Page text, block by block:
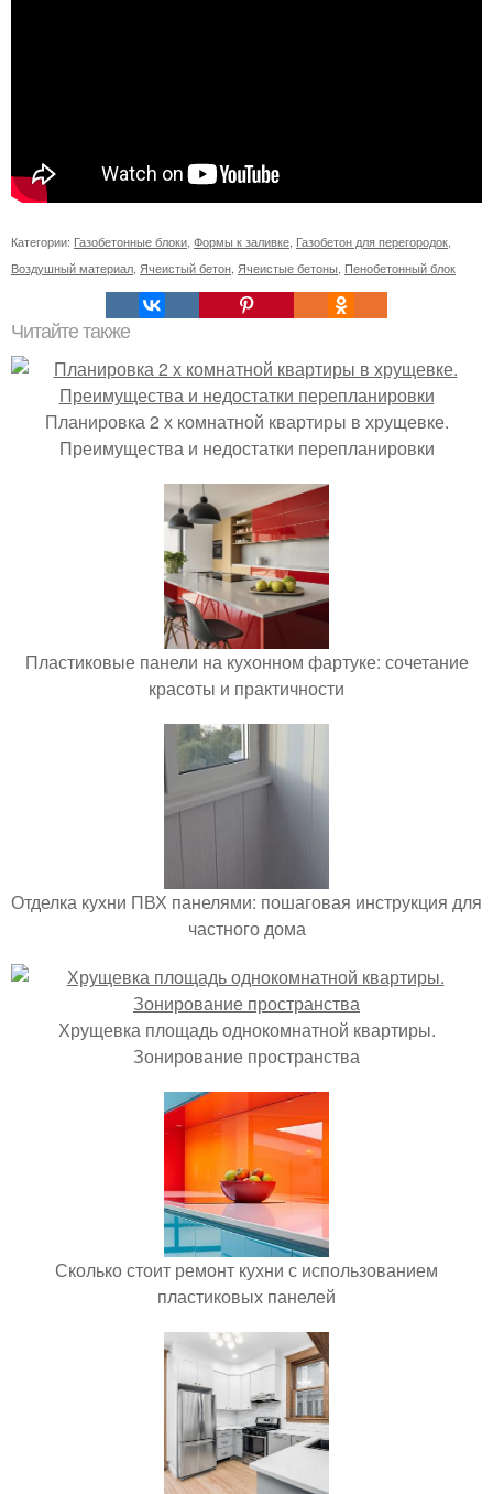
Категории: Газобетонные блоки Формы к заливке Газобетон для перегородок
Воздушный материал Ячеистый бетон Ячеистые бетоны Пенобетонный блок
Читайте также
Планировка 2 х комнатной квартиры в хрущевке.
Преимущества и недостатки перепланировки
Пластиковые панели на кухонном фартуке: сочетание
красоты и практичности
Отделка кухни ПВХ панелями: пошаговая инструкция для
частного дома
Хрущевка площадь однокомнатной квартиры.
Зонирование пространства
Сколько стоит ремонт кухни с использованием
пластиковых панелей